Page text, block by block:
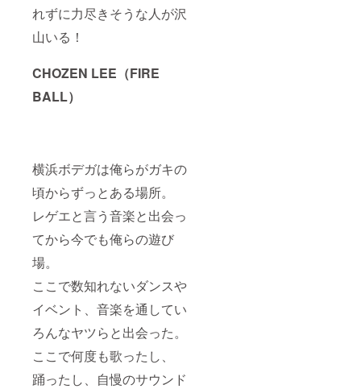
れずに力尽きそうな人が沢
山いる！
CHOZEN LEE（FIRE
BALL）
横浜ボデガは俺らがガキの
頃からずっとある場所。
レゲエと言う音楽と出会っ
てから今でも俺らの遊び
場。
ここで数知れないダンスや
イベント、音楽を通してい
ろんなヤツらと出会った。
ここで何度も歌ったし、
踊ったし、自慢のサウンド